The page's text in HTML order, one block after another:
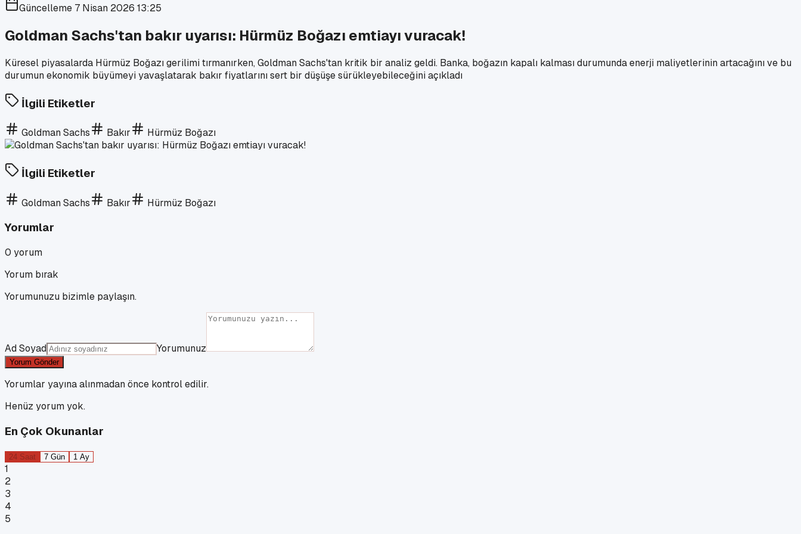
Güncelleme 7 Nisan 2026 13:25
Goldman Sachs'tan bakır uyarısı: Hürmüz Boğazı emtiayı vuracak!
Küresel piyasalarda Hürmüz Boğazı gerilimi tırmanırken, Goldman Sachs'tan kritik bir analiz geldi. Banka, boğazın kapalı kalması durumunda enerji maliyetlerinin artacağını ve bu
durumun ekonomik büyümeyi yavaşlatarak bakır fiyatlarını sert bir düşüşe sürükleyebileceğini açıkladı
İlgili Etiketler
Goldman Sachs Bakır Hürmüz Boğazı
İlgili Etiketler
Goldman Sachs Bakır Hürmüz Boğazı
Yorumlar
0 yorum
Yorum bırak
Yorumunuzu bizimle paylaşın.
Ad Soyad Yorumunuz
Yorum Gönder
Yorumlar yayına alınmadan önce kontrol edilir.
Henüz yorum yok.
En Çok Okunanlar
24 Saat 7 Gün 1 Ay
1
2
3
4
5